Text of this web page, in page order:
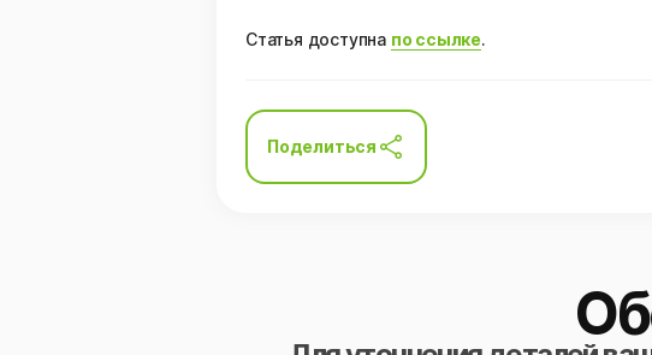
Статья доступна по ссылке.
Поделиться